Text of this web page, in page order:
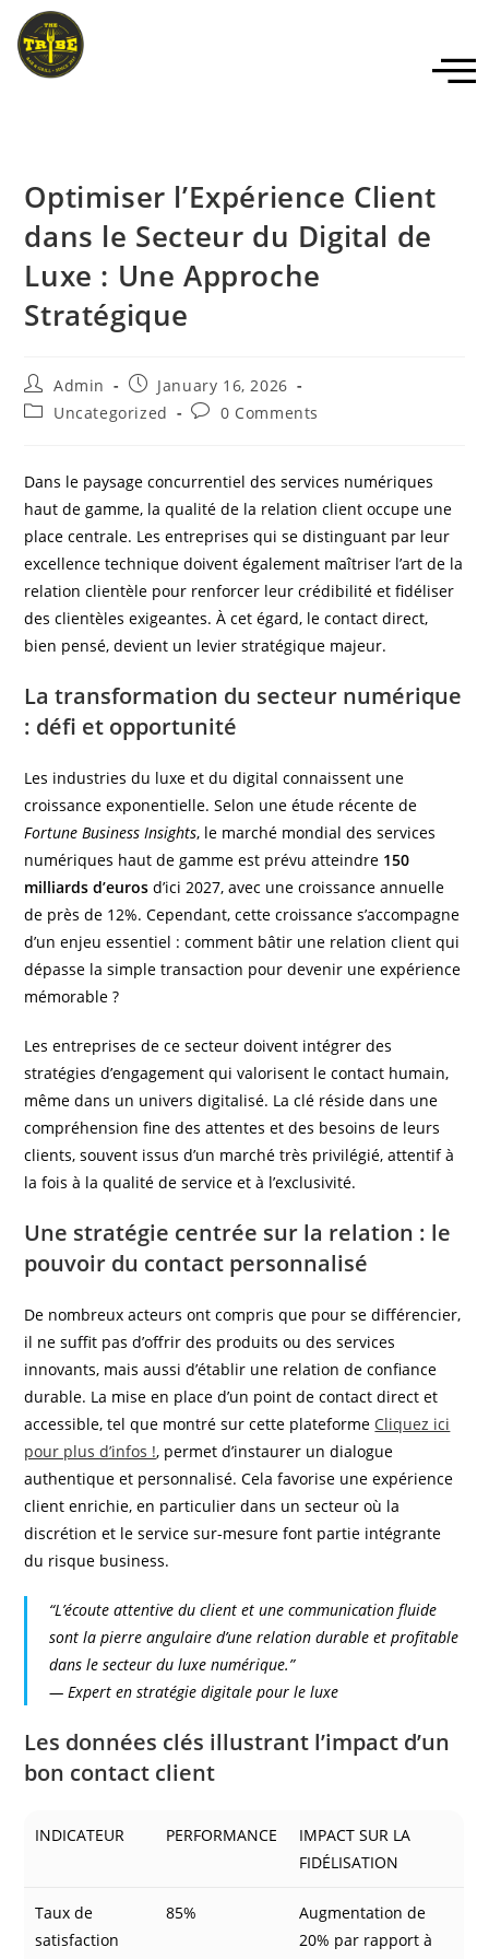
Optimiser l’Expérience Client
dans le Secteur du Digital de
Luxe : Une Approche
Stratégique
Admin
January 16, 2026
Uncategorized
0 Comments
Dans le paysage concurrentiel des services numériques
haut de gamme, la qualité de la relation client occupe une
place centrale. Les entreprises qui se distinguant par leur
excellence technique doivent également maîtriser l’art de la
relation clientèle pour renforcer leur crédibilité et fidéliser
des clientèles exigeantes. À cet égard, le contact direct,
bien pensé, devient un levier stratégique majeur.
La transformation du secteur numérique
: défi et opportunité
Les industries du luxe et du digital connaissent une
croissance exponentielle. Selon une étude récente de
Fortune Business Insights, le marché mondial des services
numériques haut de gamme est prévu atteindre 150
milliards d’euros d’ici 2027, avec une croissance annuelle
de près de 12%. Cependant, cette croissance s’accompagne
d’un enjeu essentiel : comment bâtir une relation client qui
dépasse la simple transaction pour devenir une expérience
mémorable ?
Les entreprises de ce secteur doivent intégrer des
stratégies d’engagement qui valorisent le contact humain,
même dans un univers digitalisé. La clé réside dans une
compréhension fine des attentes et des besoins de leurs
clients, souvent issus d’un marché très privilégié, attentif à
la fois à la qualité de service et à l’exclusivité.
Une stratégie centrée sur la relation : le
pouvoir du contact personnalisé
De nombreux acteurs ont compris que pour se différencier,
il ne suffit pas d’offrir des produits ou des services
innovants, mais aussi d’établir une relation de confiance
durable. La mise en place d’un point de contact direct et
accessible, tel que montré sur cette plateforme Cliquez ici
pour plus d’infos !, permet d’instaurer un dialogue
authentique et personnalisé. Cela favorise une expérience
client enrichie, en particulier dans un secteur où la
discrétion et le service sur-mesure font partie intégrante
du risque business.
“L’écoute attentive du client et une communication fluide
sont la pierre angulaire d’une relation durable et profitable
dans le secteur du luxe numérique.”
—Expert en stratégie digitale pour le luxe
Les données clés illustrant l’impact d’un
bon contact client
INDICATEUR PERFORMANCE
IMPACT SUR LA
FIDÉLISATION
Taux de
satisfaction
85%
Augmentation de
20% par rapport à